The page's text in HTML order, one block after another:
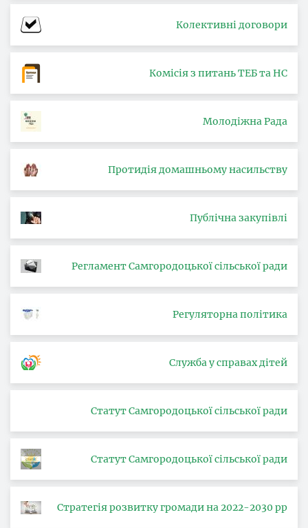
Колективні договори
Комісія з питань ТЕБ та НС
Молодіжна Рада
Протидія домашньому насильству
Публічна закупівлі
Регламент Самгородоцької сільської ради
Регуляторна політика
Служба у справах дітей
Статут Самгородоцької сільської ради
Статут Самгородоцької сільської ради
Стратегія розвитку громади на 2022-2030 рр